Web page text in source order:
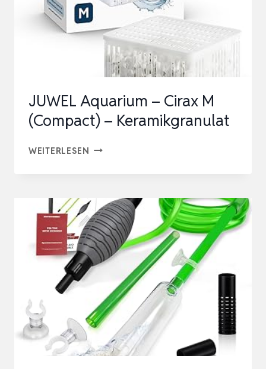
JUWEL Aquarium – Cirax M
(Compact) – Keramikgranulat
WEITERLESEN JUWEL
CIRAX
M
(COMPACT)
–
KERAMIKGRANULAT